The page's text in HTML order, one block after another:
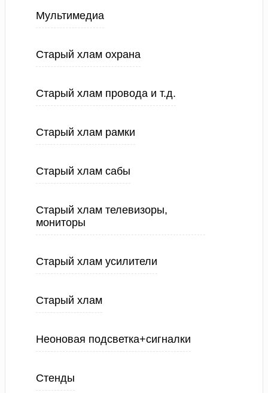
Мультимедиа
Старый хлам охрана
Старый хлам провода и т.д.
Старый хлам рамки
Старый хлам сабы
Старый хлам телевизоры,
мониторы
Старый хлам усилители
Старый хлам
Неоновая подсветка+сигналки
Стенды